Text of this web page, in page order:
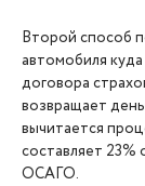
Второй способ
автомобиля
договора
возвращает
вычитается
составляет
ОСАГО.